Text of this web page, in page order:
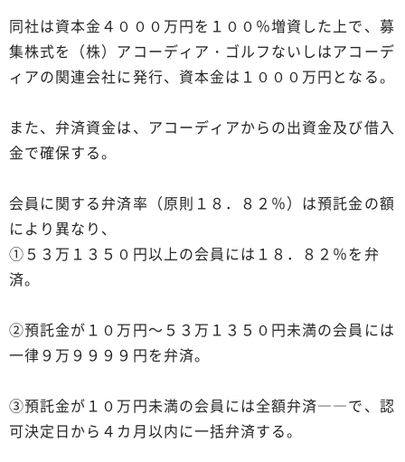
同社は資本金４０００万円を１００％増資した上で、募
集株式を（株）アコーディア・ゴルフないしはアコーデ
ィアの関連会社に発行、資本金は１０００万円となる。
また、弁済資金は、アコーディアからの出資金及び借入
金で確保する。
会員に関する弁済率（原則１８．８２％）は預託金の額
により異なり、
①５３万１３５０円以上の会員には１８．８２％を弁
済。
②預託金が１０万円～５３万１３５０円未満の会員には
一律９万９９９９円を弁済。
③預託金が１０万円未満の会員には全額弁済――で、認
可決定日から４カ月以内に一括弁済する。